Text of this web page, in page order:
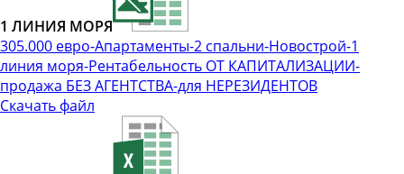
1 ЛИНИЯ МОРЯ
305.000 евро-Апартаменты-2 спальни-Новострой-1
линия моря-Рентабельность ОТ КАПИТАЛИЗАЦИИ-
продажа БЕЗ АГЕНТСТВА-для НЕРЕЗИДЕНТОВ
Скачать файл